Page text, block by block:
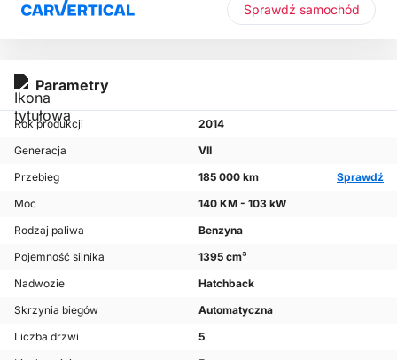
Sprawdź samochód
Parametry
Rok produkcji
2014
Generacja
VII
Przebieg
185 000 km
Sprawdź
Moc
140 KM - 103 kW
Rodzaj paliwa
Benzyna
Pojemność silnika
1395 cm³
Nadwozie
Hatchback
Skrzynia biegów
Automatyczna
Liczba drzwi
5